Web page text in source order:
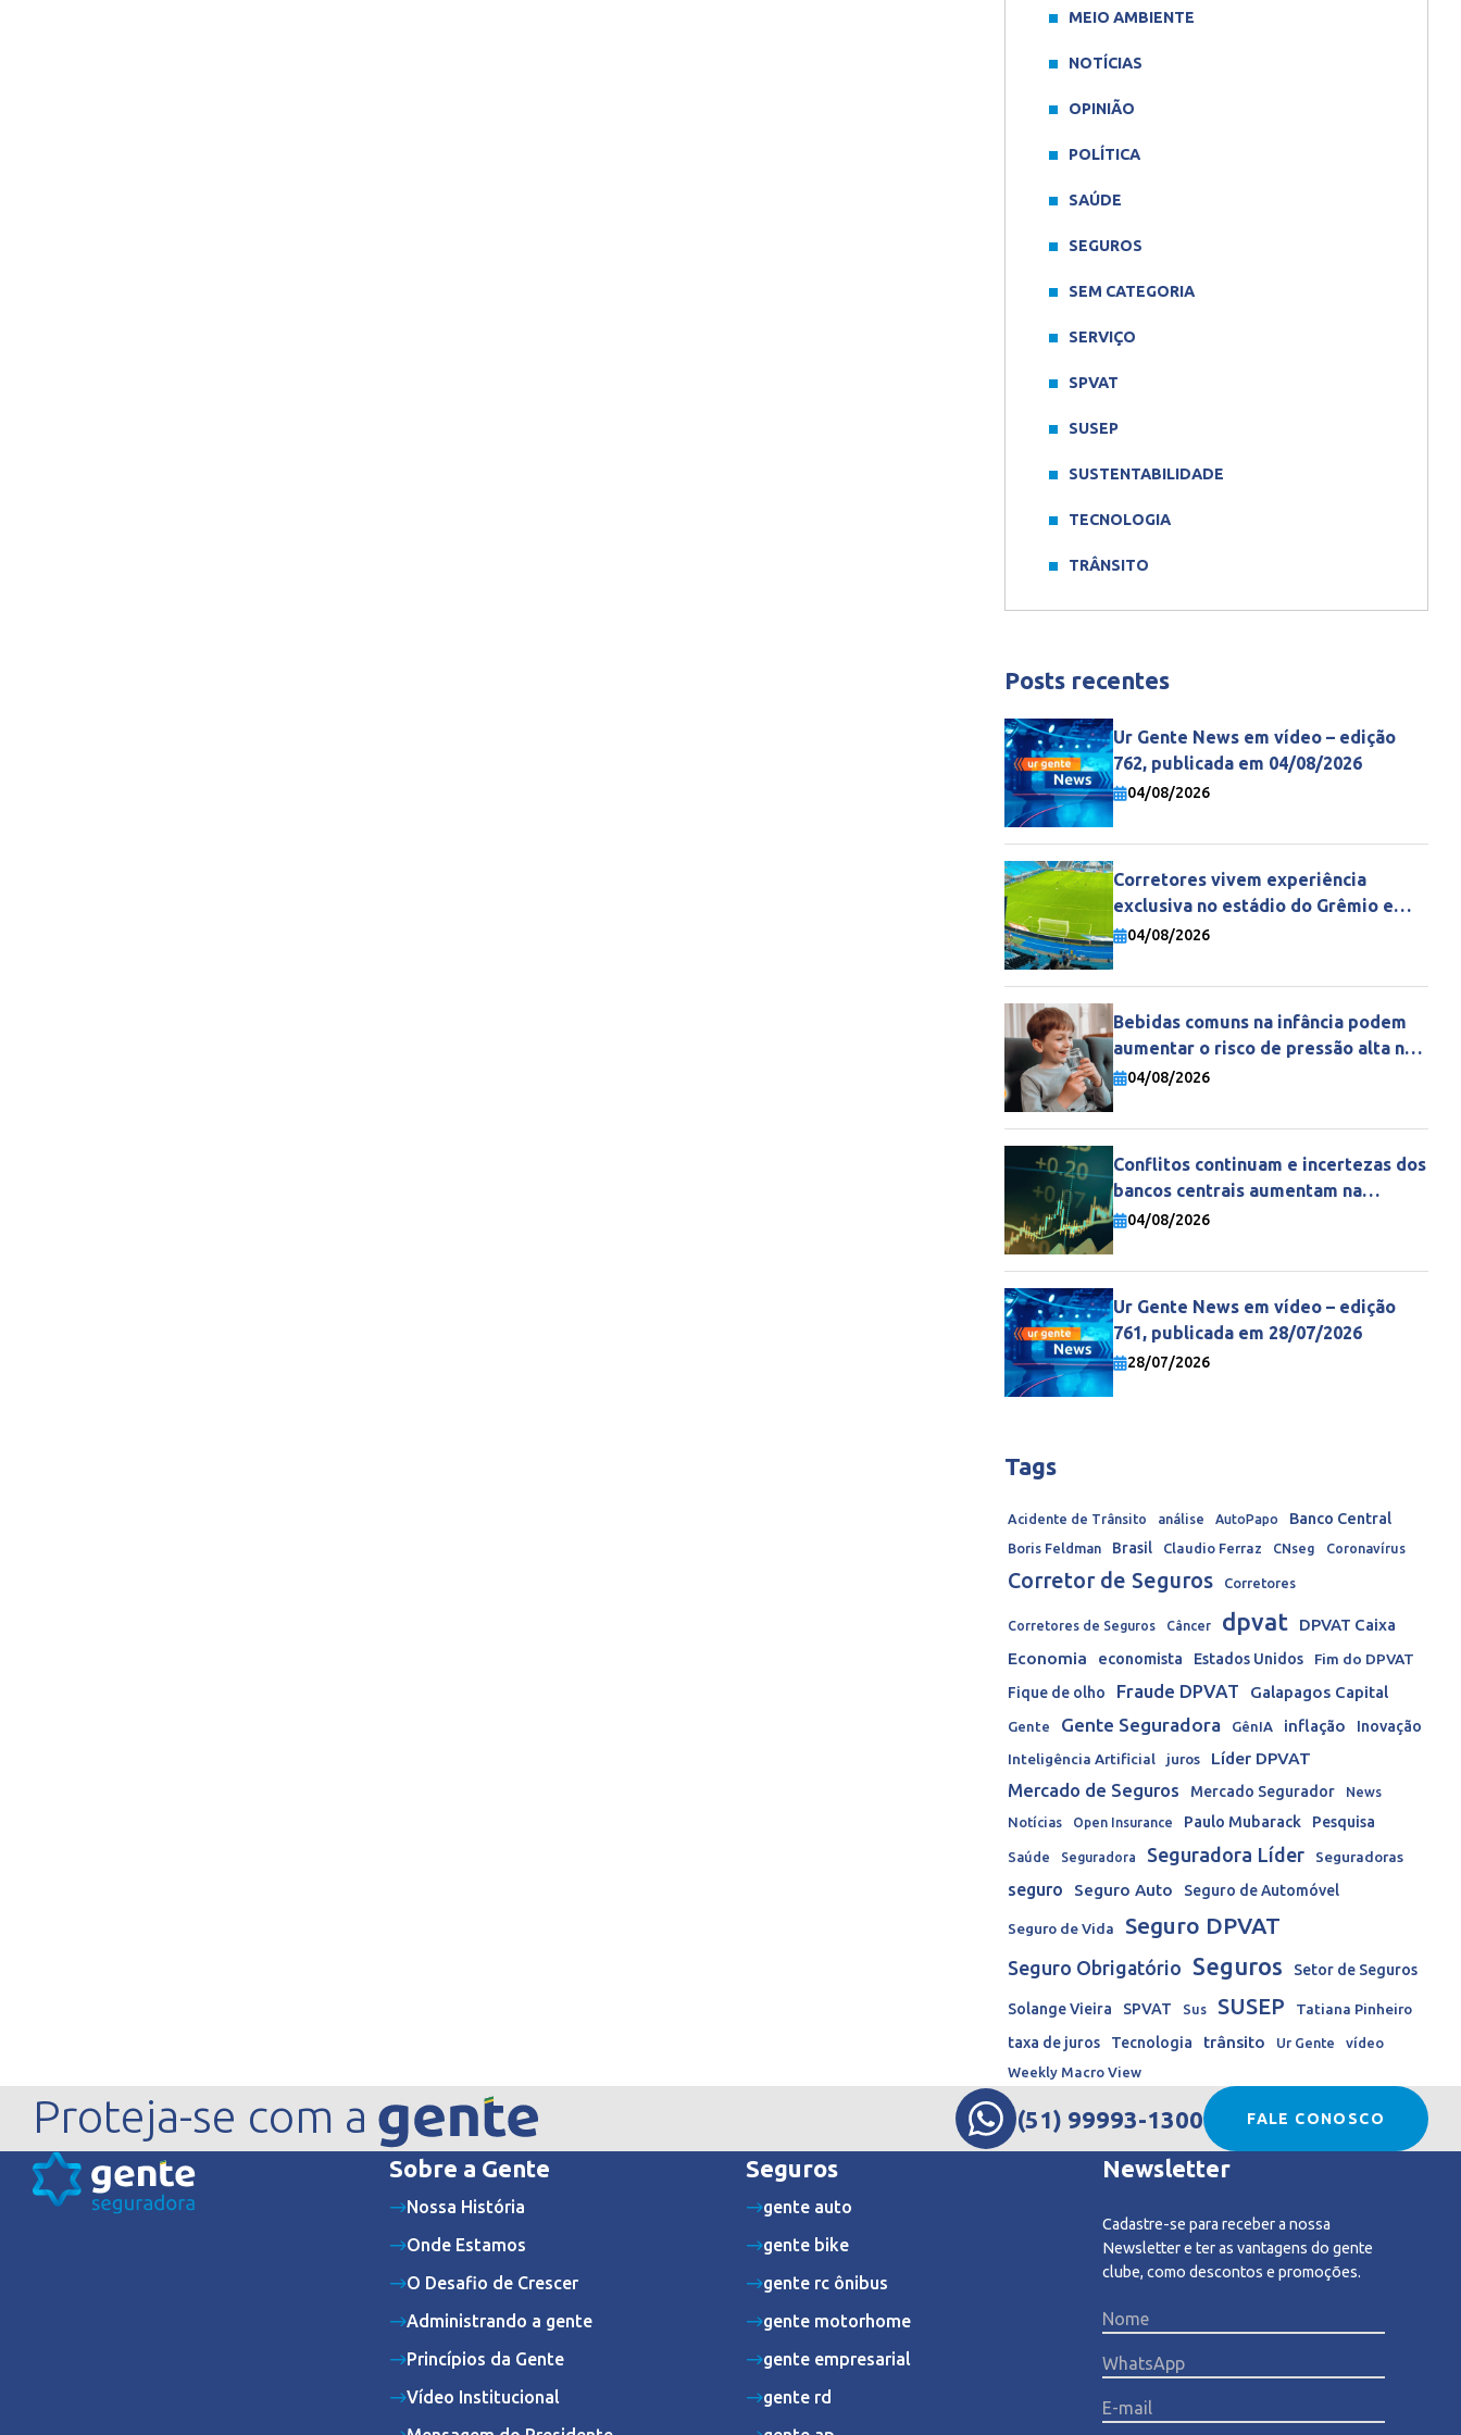
MEIO AMBIENTE
NOTÍCIAS
OPINIÃO
POLÍTICA
SAÚDE
SEGUROS
SEM CATEGORIA
SERVIÇO
SPVAT
SUSEP
SUSTENTABILIDADE
TECNOLOGIA
TRÂNSITO
Posts recentes
Ur Gente News em vídeo – edição
762, publicada em 04/08/2026
04/08/2026
Corretores vivem experiência
exclusiva no estádio do Grêmio e
fortalecem parceria com a Gente
04/08/2026
Bebidas comuns na infância podem
aumentar o risco de pressão alta na
vida adulta
04/08/2026
Conflitos continuam e incertezas dos
bancos centrais aumentam na
economia mundial
04/08/2026
Ur Gente News em vídeo – edição
761, publicada em 28/07/2026
28/07/2026
Tags
Acidente de Trânsito análise AutoPapo Banco Central
Boris Feldman Brasil Claudio Ferraz CNseg Coronavírus
Corretor de Seguros Corretores
Corretores de Seguros Câncer dpvat
DPVAT Caixa
Economia
economista Estados Unidos
Fim do DPVAT
Fique de olho
Fraude DPVAT Galapagos Capital
Gente Gente Seguradora GênIA inflação
Inovação
Inteligência Artificial
juros
Líder DPVAT
Mercado de Seguros
Mercado Segurador
News
Notícias
Open Insurance Paulo Mubarack Pesquisa
Saúde Seguradora Seguradora Líder Seguradoras
seguro Seguro Auto Seguro de Automóvel
Seguro de Vida Seguro DPVAT
Seguro Obrigatório Seguros Setor de Seguros
Solange Vieira SPVAT Sus SUSEP
Tatiana Pinheiro
taxa de juros
Tecnologia trânsito Ur Gente
vídeo
Weekly Macro View
Proteja-se com a (51) 99993-1300 FALE CONOSCO
Sobre a Gente
Nossa História
Onde Estamos
O Desafio de Crescer
Administrando a gente
Princípios da Gente
Vídeo Institucional
Seguros
gente auto
gente bike
gente rc ônibus
gente motorhome
gente empresarial
gente rd
Newsletter
Cadastre-se para receber a nossa
Newsletter e ter as vantagens do gente
clube, como descontos e promoções.